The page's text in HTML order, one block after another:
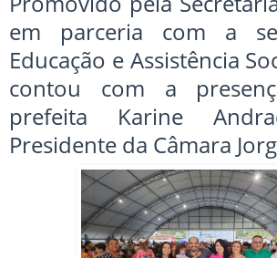
em parceria com a
Educação e Assistência
contou com a
prefeita Karine
Presidente da Câmara